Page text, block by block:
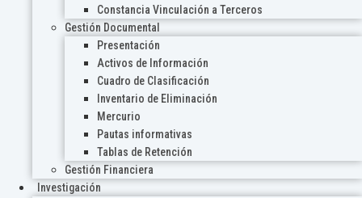
Constancia Vinculación a Terceros
Gestión Documental
Presentación
Activos de Información
Cuadro de Clasificación
Inventario de Eliminación
Mercurio
Pautas informativas
Tablas de Retención
Gestión Financiera
Investigación